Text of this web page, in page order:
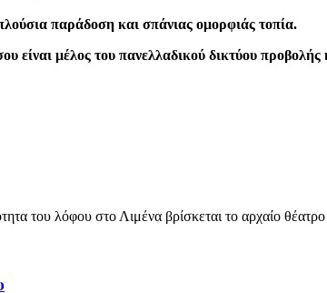
παράδοση και σπάνιας ομορφιάς τοπία.
είναι μέλος του πανελλαδικού δικτύου
του λόφου στο Λιμένα βρίσκεται το αρχαίο